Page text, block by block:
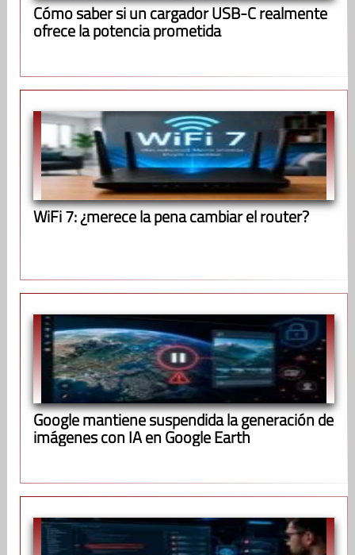
Cómo saber si un cargador USB-C realmente
ofrece la potencia prometida
WiFi 7: ¿merece la pena cambiar el router?
Google mantiene suspendida la generación de
imágenes con IA en Google Earth